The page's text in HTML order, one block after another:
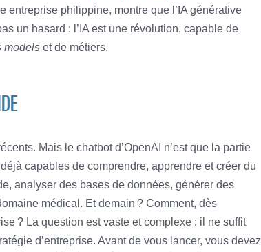
entreprise philippine, montre que l’IA générative
un hasard : l’IA est une révolution, capable de
models et de métiers.
Mais le chatbot d’OpenAI n’est que la partie
capables de comprendre, apprendre et créer du
analyser des bases de données, générer des
médical. Et demain ? Comment, dès
? La question est vaste et complexe : il ne suffit
d’entreprise. Avant de vous lancer, vous devez